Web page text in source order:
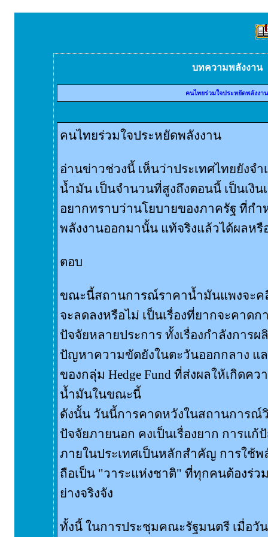
บทความพลังงาน
คนไทยร่วมใจประหยัดพลังงาน
คนไทยร่วมใจประหยัดพลังงาน
อ่านข่าวช่วงนี้ เห็นว่าประเทศไทยยังจ
น้ำมัน เป็นจำนวนที่สูงถึงตอนนี้ เป็นเงิน
อยากทราบว่านโยบายของภาครัฐ ที่ก
พลังงานออกมานั้น แท้จริงแล้วได้ผลหรื
ตอบ
ขณะนี้สถานการณ์ราคาน้ำมันแพงจะค
จะลดลงหรือไม่ เป็นเรื่องที่ยากจะคาด
ปัจจัยหลายประการ ทั้งเรื่องกำลังการ
ปัญหาความขัดยังในตะวันออกกลาง แล
ของกลุ่ม Hedge Fund ที่ส่งผลให้เกิดค
น้ำมันในขณะนี้
ดังนั้น วันนี้การคาดหวังในสถานการ
ปัจจัยภายนอก คงเป็นเรื่องยาก การแก้
ภายในประเทศเป็นหลักสำคัญ การใช้พ
ถือเป็น "วาระแห่งชาติ" ที่ทุกคนต้องร่ว
ย่างจริงจัง
ทั้งนี้ ในการประชุมคณะรัฐมนตรี เมื่อวั